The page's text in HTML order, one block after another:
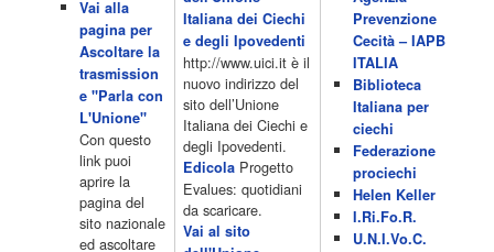
programmiTv - ITALIA 1 4 Dicembre 2022
Programmi 06.35 Cartoni Animati 09.05 Telefilm:Starsky & Hutch
10.10 Telefilm:Supercar 12.15 12.15 Secondo voi 12.25 Studio
Aperto 13.00 Studio Sport 13.40 Cartoni animati 14.30 I Simpson
15.00 Telefilm:Paso adelante 15.55 15.55 Telefilm:Wildfire 16.50
Cartoni animati 18.30 Studio Aperto 19.05 Don Luca c'� 19.35
19.35 Medici miei 20.05 Camera caf� 20.30 La ruota della
fortuna 21.10 […]
Acor3.it
programmiTv - LA 7
4 Dicembre 2022
Programmi 06:00 - Tg La7/meteo/oroscopo/traffico06:55 - Movie
Vai alla
pagina per
Ascoltare la
trasmission
e "Parla con
L'Unione"
Con questo
link puoi
aprire la
pagina del
sito nazionale
ed ascoltare
Italiana dei Ciechi
e degli Ipovedenti
http://www.uici.it è il
nuovo indirizzo del
sito dell’Unione
Italiana dei Ciechi e
degli Ipovedenti.
EdicolaProgetto
Evalues: quotidiani
da scaricare.
Vai al sito
Prevenzione
Cecità – IAPB
ITALIA
Biblioteca
Italiana per
ciechi
Federazione
prociechi
Helen Keller
I.Ri.Fo.R.
U.N.I.Vo.C.